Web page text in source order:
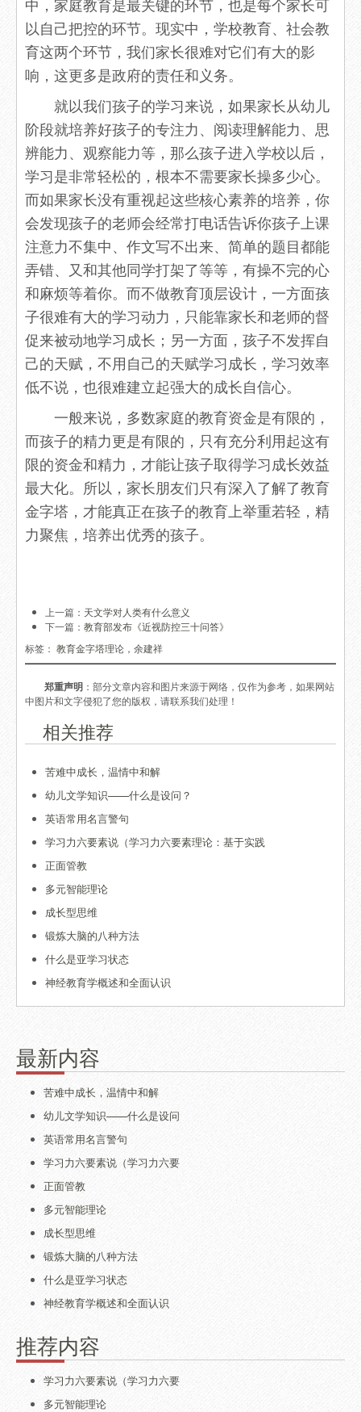
以自己把控的环节。现实中，学校教育、社会教
育这两个环节，我们家长很难对它们有大的影
响，这更多是政府的责任和义务。
就以我们孩子的学习来说，如果家长从幼儿
阶段就培养好孩子的专注力、阅读理解能力、思
辨能力、观察能力等，那么孩子进入学校以后，
学习是非常轻松的，根本不需要家长操多少心。
而如果家长没有重视起这些核心素养的培养，你
会发现孩子的老师会经常打电话告诉你孩子上课
注意力不集中、作文写不出来、简单的题目都能
弄错、又和其他同学打架了等等，有操不完的心
和麻烦等着你。而不做教育顶层设计，一方面孩
子很难有大的学习动力，只能靠家长和老师的督
促来被动地学习成长；另一方面，孩子不发挥自
己的天赋，不用自己的天赋学习成长，学习效率
低不说，也很难建立起强大的成长自信心。
一般来说，多数家庭的教育资金是有限的，
而孩子的精力更是有限的，只有充分利用起这有
限的资金和精力，才能让孩子取得学习成长效益
最大化。所以，家长朋友们只有深入了解了教育
金字塔，才能真正在孩子的教育上举重若轻，精
力聚焦，培养出优秀的孩子。
上一篇： 天文学对人类有什么意义
下一篇： 教育部发布《近视防控三十问答》
标签： 教育金字塔理论，余建祥
郑重声明 ：部分文章内容和图片来源于网络，仅作为参考，如果网站
中图片和文字侵犯了您的版权，请联系我们处理！
相关推荐
苦难中成长，温情中和解
幼儿文学知识——什么是设问？
英语常用名言警句
学习力六要素说（学习力六要素理论：基于实践
正面管教
多元智能理论
成长型思维
锻炼大脑的八种方法
什么是亚学习状态
神经教育学概述和全面认识
最新内容
苦难中成长，温情中和解
幼儿文学知识——什么是设问
英语常用名言警句
学习力六要素说（学习力六要
正面管教
多元智能理论
成长型思维
锻炼大脑的八种方法
什么是亚学习状态
神经教育学概述和全面认识
推荐内容
学习力六要素说（学习力六要
多元智能理论